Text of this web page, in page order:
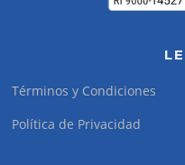
Términos y Condiciones
Política de Privacidad